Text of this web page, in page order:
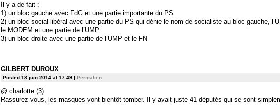
Il y a de fait :
1) un bloc gauche avec FdG et une partie importante du PS
2) un bloc social-libéral avec une partie du PS qui dénie le nom de socialiste au bloc gauche,
le MODEM et une partie de l’UMP
3) un bloc droite avec une partie de l’UMP et le FN
GILBERT DUROUX
Posted 18 juin 2014 at 17:49 Permalien
@ charlotte (3)
Rassurez-vous, les masques vont bientôt tomber. Il y avait juste 41 députés qui se sont